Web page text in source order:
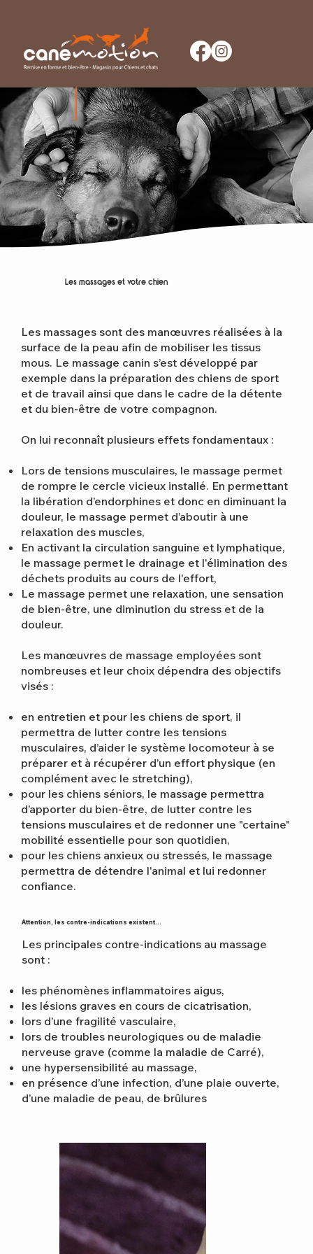
Massages
Les massages et votre chien
Les massages sont des manœuvres réalisées à la
surface de la peau afin de mobiliser les tissus
mous. Le massage canin s’est développé par
exemple dans la préparation des chiens de sport
et de travail ainsi que dans le cadre de la détente
et du bien-être de votre compagnon.
On lui reconnaît plusieurs effets fondamentaux :
Lors de tensions musculaires, le massage permet
de rompre le cercle vicieux installé. En permettant
la libération d’endorphines et donc en diminuant la
douleur, le massage permet d’aboutir à une
relaxation des muscles,
En activant la circulation sanguine et lymphatique,
le massage permet le drainage et l'élimination des
déchets produits au cours de l'effort,
Le massage permet une relaxation, une sensation
de bien-être, une diminution du stress et de la
douleur.
Les manœuvres de massage employées sont
nombreuses et leur choix dépendra des objectifs
visés :
en entretien et pour les chiens de sport, il
permettra de lutter contre les tensions
musculaires, d’aider le système locomoteur à se
préparer et à récupérer d’un effort physique (en
complément avec le stretching),
pour les chiens séniors, le massage permettra
d’apporter du bien-être, de lutter contre les
tensions musculaires et de redonner une "certaine"
mobilité essentielle pour son quotidien,
pour les chiens anxieux ou stressés, le massage
permettra de détendre l'animal et lui redonner
confiance.
Attention, les contre-indications existent...
Les principales contre-indications au massage
sont :
les phénomènes inflammatoires aigus,
les lésions graves en cours de cicatrisation,
lors d’une fragilité vasculaire,
lors de troubles neurologiques ou de maladie
nerveuse grave (comme la maladie de Carré),
une hypersensibilité au massage,
en présence d’une infection, d’une plaie ouverte,
d’une maladie de peau, de brûlures